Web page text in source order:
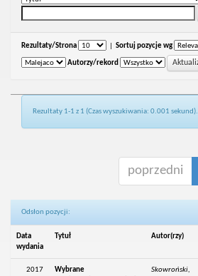
Rezultaty/Strona Sortuj pozycje wg
Autorzy/rekord
Rezultaty 1-1 z 1 (Czas wyszukiwania: 0.001 sekund).
poprzedni
Odsłon pozycji:
Data
wydania
Tytuł Autor(rzy)
2017
Wybrane
Skowroński,